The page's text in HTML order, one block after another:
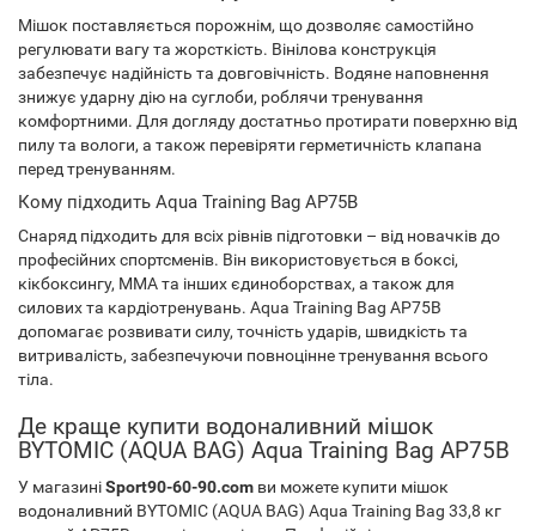
Мішок поставляється порожнім, що дозволяє самостійно
регулювати вагу та жорсткість. Вінілова конструкція
забезпечує надійність та довговічність. Водяне наповнення
знижує ударну дію на суглоби, роблячи тренування
комфортними. Для догляду достатньо протирати поверхню від
пилу та вологи, а також перевіряти герметичність клапана
перед тренуванням.
Кому підходить Aqua Training Bag AP75B
Снаряд підходить для всіх рівнів підготовки – від новачків до
професійних спортсменів. Він використовується в боксі,
кікбоксингу, ММА та інших єдиноборствах, а також для
силових та кардіотренувань. Aqua Training Bag AP75B
допомагає розвивати силу, точність ударів, швидкість та
витривалість, забезпечуючи повноцінне тренування всього
тіла.
Де краще купити водоналивний мішок
BYTOMIC (AQUA BAG) Aqua Training Bag AP75B
У магазиніSport90-60-90.com ви можете купити мішок
водоналивний BYTOMIC (AQUA BAG) Aqua Training Bag 33,8 кг